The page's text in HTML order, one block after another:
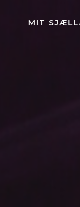
MIT